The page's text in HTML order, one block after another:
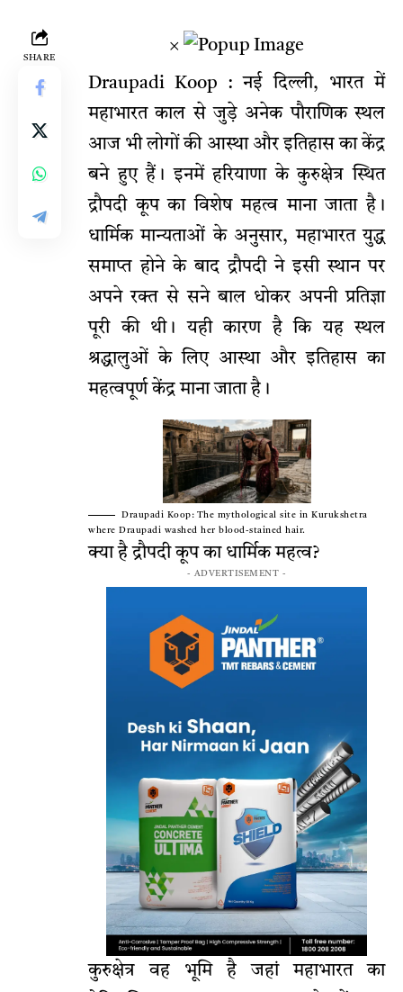
SHARE
×
Draupadi Koop : नई दिल्ली, भारत में
महाभारत काल से जुड़े अनेक पौराणिक स्थल
आज भी लोगों की आस्था और इतिहास का केंद्र
बने हुए हैं। इनमें हरियाणा के कुरुक्षेत्र स्थित
द्रौपदी कूप का विशेष महत्व माना जाता है।
धार्मिक मान्यताओं के अनुसार, महाभारत युद्ध
समाप्त होने के बाद द्रौपदी ने इसी स्थान पर
अपने रक्त से सने बाल धोकर अपनी प्रतिज्ञा
पूरी की थी। यही कारण है कि यह स्थल
श्रद्धालुओं के लिए आस्था और इतिहास का
महत्वपूर्ण केंद्र माना जाता है।
Draupadi Koop: The mythological site in Kurukshetra
where Draupadi washed her blood-stained hair.
क्या है द्रौपदी कूप का धार्मिक महत्व?
- ADVERTISEMENT -
कुरुक्षेत्र वह भूमि है जहां महाभारत का